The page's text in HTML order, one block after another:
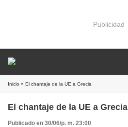
Publicidad
Inicio » El chantaje de la UE a Grecia
El chantaje de la UE a Grecia
Publicado en 30/06/p. m. 23:00